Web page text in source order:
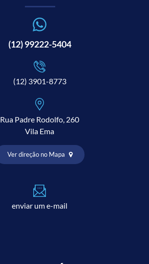
(12) 99222-5404
(12) 3901-8773
Rua Padre Rodolfo, 260
Vila Ema
Ver direção no Mapa
enviar um e-mail